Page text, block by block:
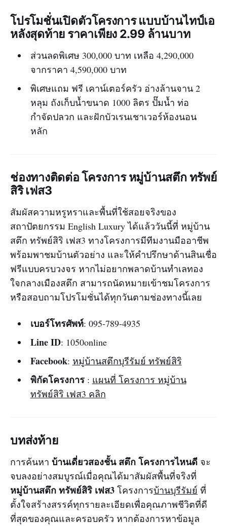
โปรโมชั่นเปิดตัวโครงการ แบบบ้านไทป์เอ
หลังสุดท้าย ราคาเพียง 2.99 ล้านบาท
ส่วนลดพิเศษ 300,000 บาท เหลือ 4,290,000
จากราคา 4,590,000 บาท
พิเศษแถม ฟรี เคาน์เตอร์ครัว อ่างล้านจาน 2
หลุม ถังเก็บน้ำขนาด 1000 ลิตร ปั๊มน้ำ ท่อ
กำจัดปลวก และฝักบัวเรนเชาเวอร์ห้องนอน
หลัก
ช่องทางติดต่อ โครงการ หมู่บ้านสตึก ทรัพย์
สิริ เฟส3
สัมผัสความหรูหราและพื้นที่ใช้สอยจริงของ
สถาปัตยกรรม English Luxury ได้แล้ววันนี้ที่ หมู่บ้าน
สตึก ทรัพย์สิริ เฟส3 ทางโครงการมีทีมงานมืออาชีพ
พร้อมพาชมบ้านตัวอย่าง และให้คำปรึกษาด้านสินเชื่อ
ฟรีแบบครบวงจร หากไม่อยากพลาดบ้านทำเลทอง
ใจกลางเมืองสตึก สามารถนัดหมายเข้าชมโครงการ
หรือสอบถามโปรโมชั่นได้ทุกวันตามช่องทางนี้เลย
เบอร์โทรศัพท์: 095-789-4935
Line ID: 1050online
Facebook: หมู่บ้านสตึกบุรีรัมย์ ทรัพย์สิริ
พิกัดโครงการ: แผนที่ โครงการ หมู่บ้าน
ทรัพย์สิริ เฟส3 คลิก
บทส่งท้าย
การค้นหา บ้านเดี่ยวสองชั้น สตึก โครงการไหนดี จะ
จบลงอย่างสมบูรณ์เมื่อคุณได้มาสัมผัสพื้นที่จริงที่
หมู่บ้านสตึก ทรัพย์สิริ เฟส3 โครงการบ้านบุรีรัมย์ ที่
ตั้งใจสร้างสรรค์ทุกรายละเอียดเพื่อคุณภาพชีวิตที่ดี
ที่สุดของคุณและครอบครัว หากต้องการหาข้อมูล